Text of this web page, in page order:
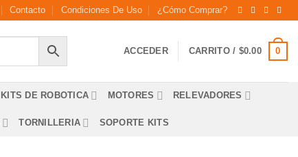
Contacto Condiciones De Uso ¿Cómo Comprar?
ACCEDER CARRITO / $0.00 0
KITS DE ROBOTICA MOTORES RELEVADORES
TORNILLERIA SOPORTE KITS